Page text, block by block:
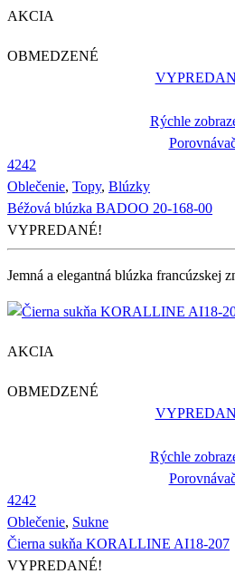
AKCIA
OBMEDZENÉ
Rýchle
4242
Oblečenie, Topy, Blúzky
Béžová blúzka BADOO 20-168-00
VYPREDANÉ!
Jemná a elegantná blúzka francúzskej
AKCIA
OBMEDZENÉ
Rýchle
4242
Oblečenie, Sukne
Čierna sukňa KORALLINE AI18-207
VYPREDANÉ!